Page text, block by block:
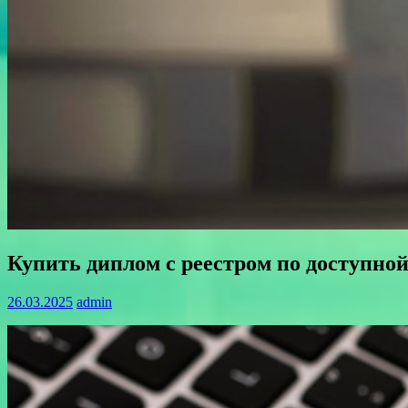
Купить диплом с реестром по
26.03.2025 admin